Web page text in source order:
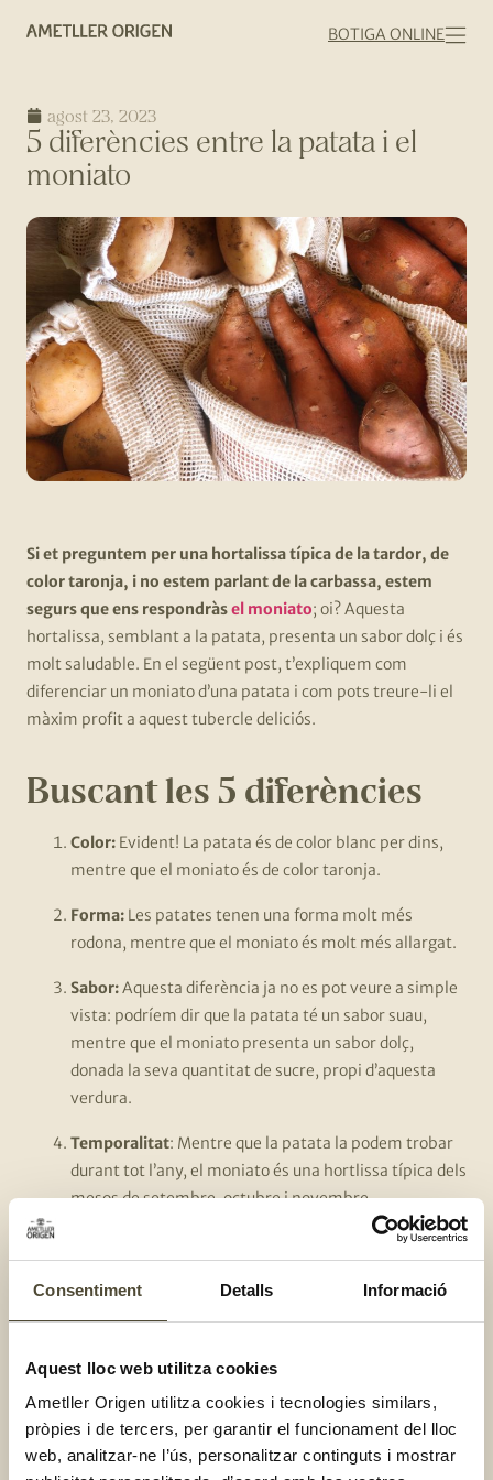
Consentiment Detalls Informació
Aquest lloc web utilitza cookies
Ametller Origen utilitza cookies i tecnologies similars,
pròpies i de tercers, per garantir el funcionament del lloc
web, analitzar-ne l’ús, personalitzar continguts i mostrar
BOTIGA ONLINE
agost 23, 2023
5 diferències entre la patata i el
moniato
Si et preguntem per una hortalissa típica de la tardor, de
color taronja, i no estem parlant de la carbassa, estem
segurs que ens respondràsel moniato; oi? Aquesta
hortalissa, semblant a la patata, presenta un sabor dolç i és
molt saludable. En el següent post, t’expliquem com
diferenciar un moniato d’una patata i com pots treure-li el
màxim profit a aquest tubercle deliciós.
Buscant les 5 diferències
Color: Evident! La patata és de color blanc per dins,
mentre que el moniato és de color taronja.
Forma: Les patates tenen una forma molt més
rodona, mentre que el moniato és molt més allargat.
Sabor:Aquesta diferència ja no es pot veure a simple
vista: podríem dir que la patata té un sabor suau,
mentre que el moniato presenta un sabor dolç,
donada la seva quantitat de sucre, propi d’aquesta
verdura.
Temporalitat: Mentre que la patata la podem trobar
durant tot l’any, el moniato és una hortlissa típica dels
mesos de setembre, octubre i novembre.
Encara que totes dues hortalisses
fibra que la patata. Recorda que la fibra t’ajuda a
regular el teu trànsit intestinal.
Ara que ja saps quines són les principals diferències i,
conscients que únicament pots gaudir dels moniatos durant
un parell o tres de mesos,volem explicar-te com cuinar-lo
per treure el màxim partit a aquest tubercle.